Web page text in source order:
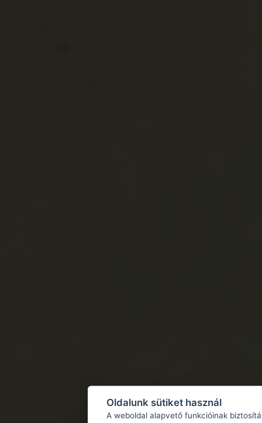
Oldalunk sütiket használ
A weboldal alapvető funkcióinak